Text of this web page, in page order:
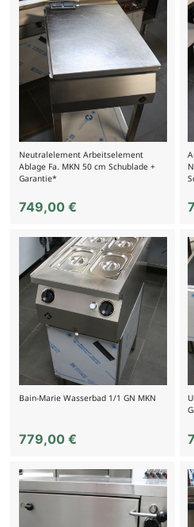
Neutralelement Arbeitselement
Ablage Fa. MKN 50 cm Schublade +
Garantie*
749,00 €
Bain-Marie Wasserbad 1/1 GN MKN
779,00 €